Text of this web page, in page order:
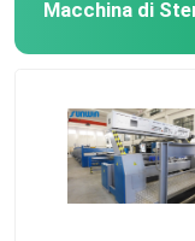
Macchina di